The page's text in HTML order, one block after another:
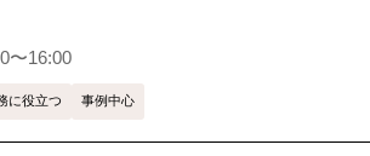
〜16:00
に役立つ 事例中心